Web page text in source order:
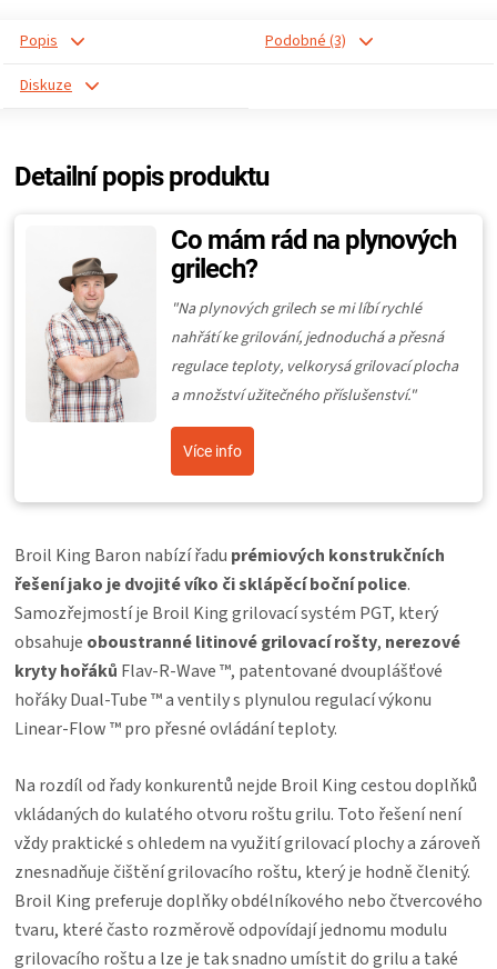
Popis
Podobné (3)
Diskuze
Detailní popis produktu
Co mám rád na plynových
grilech?
"Na plynových grilech se mi líbí rychlé
nahřátí ke grilování, jednoduchá a přesná
regulace teploty, velkorysá grilovací plocha
a množství užitečného příslušenství."
Více info
Broil King Baron nabízí řadu prémiových konstrukčních
řešení jako je dvojité víko či sklápěcí boční police.
Samozřejmostí je Broil King grilovací systém PGT, který
obsahuje oboustranné litinové grilovací rošty, nerezové
kryty hořáků Flav-R-Wave ™, patentované dvouplášťové
hořáky Dual-Tube ™ a ventily s plynulou regulací výkonu
Linear-Flow ™ pro přesné ovládání teploty.
Na rozdíl od řady konkurentů nejde Broil King cestou doplňků
vkládaných do kulatého otvoru roštu grilu. Toto řešení není
vždy praktické s ohledem na využití grilovací plochy a zároveň
znesnadňuje čištění grilovacího roštu, který je hodně členitý.
Broil King preferuje doplňky obdélníkového nebo čtvercového
tvaru, které často rozměrově odpovídají jednomu modulu
grilovacího roštu a lze je tak snadno umístit do grilu a také